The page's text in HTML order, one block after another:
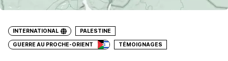
INTERNATIONAL PALESTINE
GUERRE AU PROCHE-ORIENT TÉMOIGNAGES